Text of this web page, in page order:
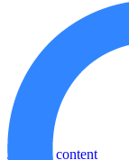
Jump to content